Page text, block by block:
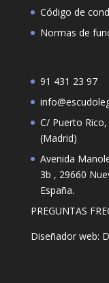
Código de
Normas de
91 431 23 97
C/ Puerto
(Madrid)
Avenida
3b , 29660
España.
PREGUNTAS
Diseñador web: